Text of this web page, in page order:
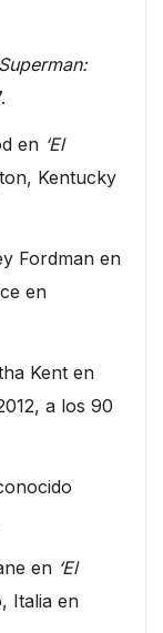
Superman:
en ‘El
Kentucky
Fordman en
en
Kent en
a los 90
en ‘El
Italia en